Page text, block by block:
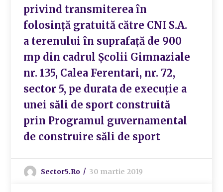
privind transmiterea în
folosință gratuită către CNI S.A.
a terenului în suprafață de 900
mp din cadrul Școlii Gimnaziale
nr. 135, Calea Ferentari, nr. 72,
sector 5, pe durata de execuție a
unei săli de sport construită
prin Programul guvernamental
de construire săli de sport
Sector5.ro 30 martie 2019